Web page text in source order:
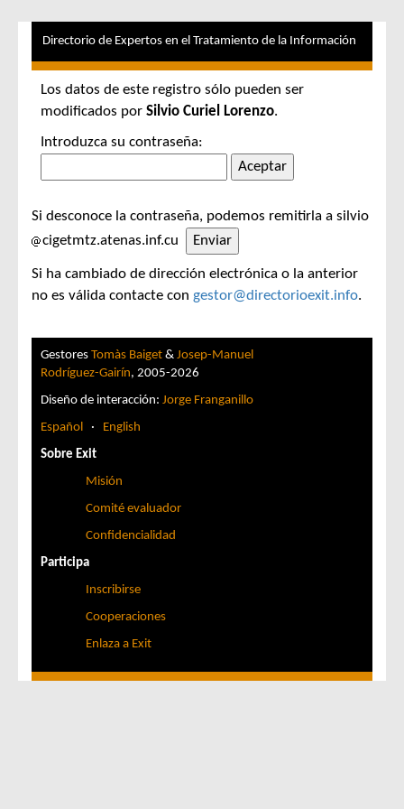
Directorio de Expertos en el Tratamiento de la Información
Los datos de este registro sólo pueden ser
modificados por Silvio Curiel Lorenzo.
Introduzca su contraseña:
Si desconoce la contraseña, podemos remitirla a silvio
cigetmtz.atenas.inf.cu
Si ha cambiado de dirección electrónica o la anterior
no es válida contacte con gestor@directorioexit.info.
Gestores Tomàs Baiget & Josep-Manuel
Rodríguez-Gairín, 2005-2026
Diseño de interacción: Jorge Franganillo
Español · English
Sobre Exit
Misión
Comité evaluador
Confidencialidad
Participa
Inscribirse
Cooperaciones
Enlaza a Exit